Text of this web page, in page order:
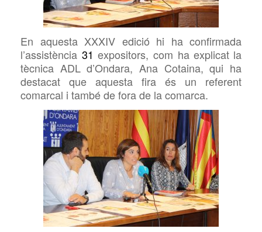
En aquesta XXXIV edició hi ha confirmada
l’assistència 31 expositors, com ha explicat la
tècnica ADL d’Ondara, Ana Cotaina, qui ha
destacat que aquesta fira és un referent
comarcal i també de fora de la comarca.